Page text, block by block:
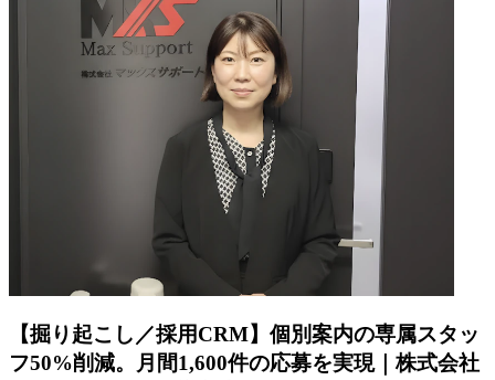
【掘り起こし／採用CRM】個別案内の専属スタッ
フ50%削減。月間1,600件の応募を実現｜株式会社